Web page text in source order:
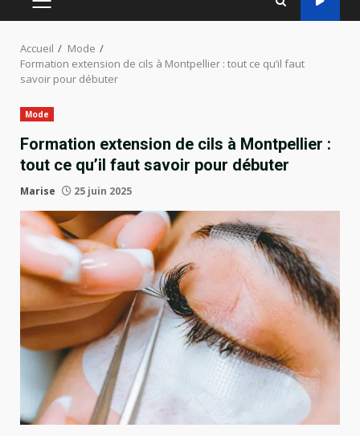
MENU
Accueil
Mode
Formation extension de cils à Montpellier : tout ce qu’il faut
savoir pour débuter
Mode
Formation extension de cils à Montpellier :
tout ce qu’il faut savoir pour débuter
Marise 25 juin 2025